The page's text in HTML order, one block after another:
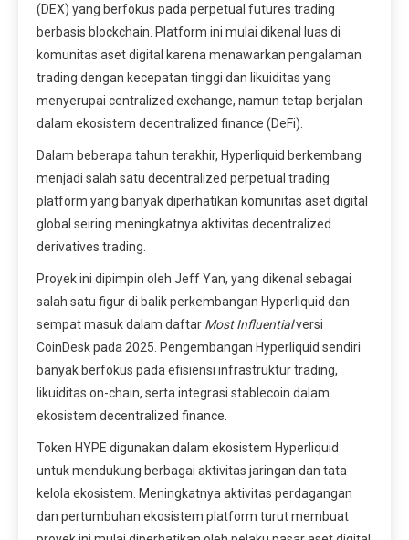
(DEX) yang berfokus pada perpetual futures trading
berbasis blockchain. Platform ini mulai dikenal luas di
komunitas aset digital karena menawarkan pengalaman
trading dengan kecepatan tinggi dan likuiditas yang
menyerupai centralized exchange, namun tetap berjalan
dalam ekosistem decentralized finance (DeFi).
Dalam beberapa tahun terakhir, Hyperliquid berkembang
menjadi salah satu decentralized perpetual trading
platform yang banyak diperhatikan komunitas aset digital
global seiring meningkatnya aktivitas decentralized
derivatives trading.
Proyek ini dipimpin oleh Jeff Yan, yang dikenal sebagai
salah satu figur di balik perkembangan Hyperliquid dan
sempat masuk dalam daftar Most Influentialversi
CoinDesk pada 2025. Pengembangan Hyperliquid sendiri
banyak berfokus pada efisiensi infrastruktur trading,
likuiditas on-chain, serta integrasi stablecoin dalam
ekosistem decentralized finance.
Token HYPE digunakan dalam ekosistem Hyperliquid
untuk mendukung berbagai aktivitas jaringan dan tata
kelola ekosistem. Meningkatnya aktivitas perdagangan
dan pertumbuhan ekosistem platform turut membuat